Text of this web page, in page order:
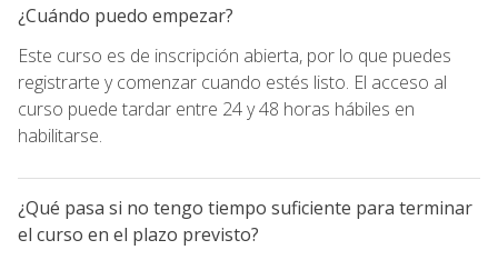
¿Cuándo puedo empezar?
Este curso es de inscripción abierta, por lo que puedes
registrarte y comenzar cuando estés listo. El acceso al
curso puede tardar entre 24 y 48 horas hábiles en
habilitarse.
¿Qué pasa si no tengo tiempo suficiente para terminar
el curso en el plazo previsto?